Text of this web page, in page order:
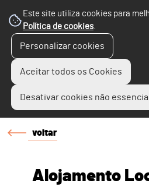
Este site utiliza cookies para
Política de cookies.
Personalizar cookies
Aceitar todos os Cookies
Desativar cookies não
voltar
Alojamento